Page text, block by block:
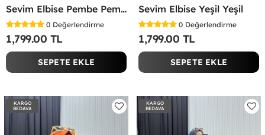
Sevim Elbise Pembe Pembe
0 Değerlendirme
1,799.00 TL
SEPETE EKLE
Sevim Elbise Yeşil Yeşil
0 Değerlendirme
1,799.00 TL
SEPETE EKLE
KARGO
BEDAVA
KARGO
BEDAVA